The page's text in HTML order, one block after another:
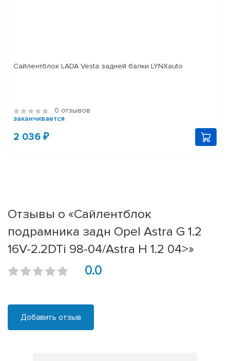
Сайлентблок LADA Vesta задней балки LYNXauto
0 отзывов
заканчивается
2 036 ₽
Отзывы о «Cайлентблок
подрамника задн Opel Astra G 1.2
16V-2.2DTi 98-04/Astra H 1.2 04>»
0.0
Добавить отзыв